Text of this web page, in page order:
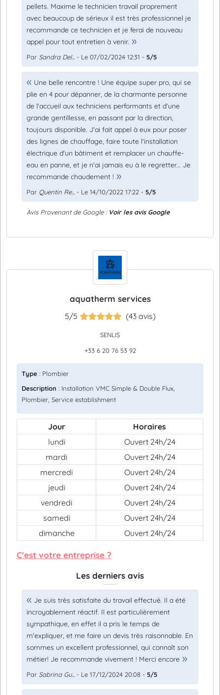
pellets. Maxime le technicien travail proprement
avec beaucoup de sérieux il est très professionnel je
recommande ce technicien et je ferai de nouveau
appel pour tout entretien à venir.
Par Sandra Del... - Le 07/02/2024 12:31 - 5/5
Une belle rencontre ! Une équipe super pro, qui se
plie en 4 pour dépanner, de la charmante personne
de l'accueil aux techniciens performants et d'une
grande gentillesse, en passant par la direction,
toujours disponible. J'ai fait appel à eux pour poser
des lignes de chauffage, faire toute l'installation
électrique d'un bâtiment et remplacer un chauffe-
eau en panne, et je n'ai jamais eu à le regretter... Je
recommande chaudement !
Par Quentin Re... - Le 14/10/2022 17:22 - 5/5
Avis Provenant de Google : Voir les avis Google
aquatherm services
5/5 (43 avis)
SENLIS
+33 6 20 76 53 92
Type : Plombier
Description : Installation VMC Simple & Double Flux,
Plombier, Service establishment
Jour
Horaires
lundi
Ouvert 24h/24
mardi
Ouvert 24h/24
mercredi
Ouvert 24h/24
jeudi
Ouvert 24h/24
vendredi
Ouvert 24h/24
samedi
Ouvert 24h/24
dimanche
Ouvert 24h/24
C'est votre entreprise ?
Les derniers avis
Je suis très satisfaite du travail effectué. Il a été
incroyablement réactif. Il est particulièrement
sympathique, en effet il a pris le temps de
m'expliquer, et me faire un devis très raisonnable. En
sommes un excellent professionnel, qui connaît son
métier! Je recommande vivement ! Merci encore
Par Sabrina Gu... - Le 17/12/2024 20:08 - 5/5